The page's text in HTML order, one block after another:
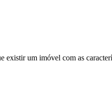
existir um imóvel com as